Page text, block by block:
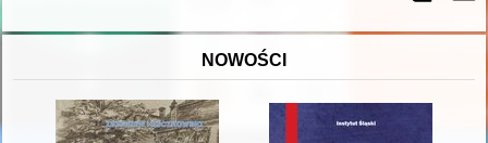
NOWOŚCI